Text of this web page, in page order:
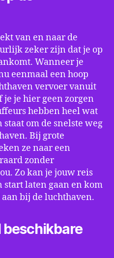
van en naar de
zeker zijn dat je op
Wanneer je
eenmaal een hoop
vervoer vanuit
je je hier geen zorgen
hebben heel wat
om de snelste weg
Bij grote
ze naar een
zonder
Zo kan je jouw reis
start laten gaan en kom
bij de luchthaven.
beschikbare